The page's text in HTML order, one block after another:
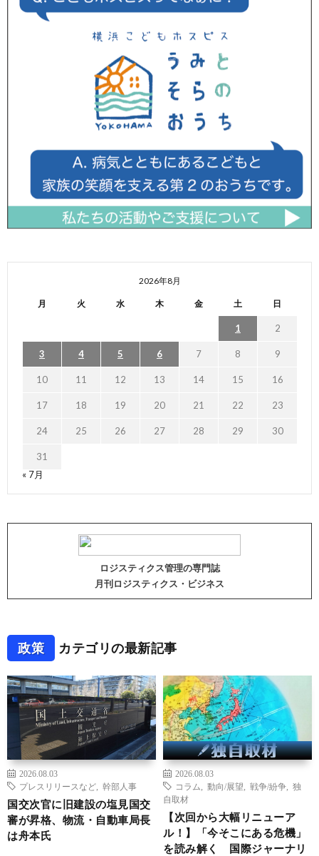
2026年8月
月 火 水 木 金 土 日
1 2
3 4 5 6 7 8 9
10 11 12 13 14 15 16
17 18 19 20 21 22 23
24 25 26 27 28 29 30
31
« 7月
ロジスティクス管理の専門誌
月刊ロジスティクス・ビジネス
政策 カテゴリの最新記事
2026.08.03
プレスリリースなど
幹部人事
国交次官に旧建設の塩見国交
審が昇格、物流・自動車局長
は舟本氏
2026.08.03
コラム
動向/展望 戦争/紛争
独
自取材
【次回から大幅リニューア
ル！】「今そこにある危機」
を読み解く 国際ジャーナリ